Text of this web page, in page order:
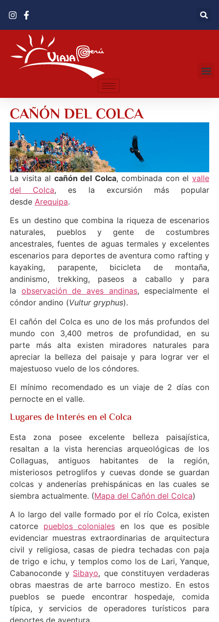
CAÑÓN DEL COLCA
La visita al cañón del Colca, combinada con elvalle
del Colca, es la excursión más popular
desde Arequipa.
Es un destino que combina la riqueza de escenarios
naturales, pueblos y gente de costumbres
ancestrales, fuentes de aguas termales y excelentes
escenarios para deportes de aventura como rafting y
kayaking, parapente, bicicleta de montaña,
andinismo, trekking, paseos a caballo y para
la observación de aves andinas, especialmente el
cóndor andino (Vultur gryphus).
El cañón del Colca es uno de los más profundos del
mundo con 3,400 metros de profundidad, en su
parte más alta existen miradores naturales para
apreciar la belleza del paisaje y para lograr ver el
majestuoso vuelo de los cóndores.
El mínimo recomendado es un viaje de 2 días con
pernocte en el valle.
Lugares de Interés en el Colca
Esta zona posee excelente belleza paisajística,
resaltan a la vista herencias arqueológicas de los
Collaguas, antiguos habitantes de la región,
misteriosos petroglifos y cuevas donde se guardan
colcas y andenerías prehispánicas en las cuales se
siembra actualmente. (Mapa del Cañón del Colca)
A lo largo del valle formado por el río Colca, existen
catorce pueblos coloniales en los que es posible
evidenciar muestras extraordinarias de arquitectura
civil y religiosa, casas de piedra techadas con paja
de trigo e ichu, y templos como los de Lari, Yanque,
Cabanoconde y Sibayo, que constituyen verdaderas
obras maestras de arte barroco mestizo. En estos
pueblos se puede encontrar hospedaje, comida
típica, y servicios de operadores turísticos para
deportes de aventura.